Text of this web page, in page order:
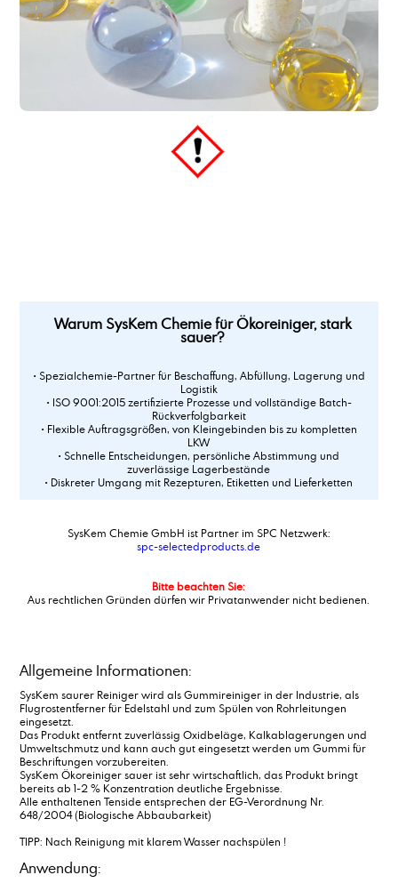
Warum SysKem Chemie für Ökoreiniger, stark
sauer?
• Spezialchemie-Partner für Beschaffung, Abfüllung, Lagerung und
Logistik
• ISO 9001:2015 zertifizierte Prozesse und vollständige Batch-
Rückverfolgbarkeit
• Flexible Auftragsgrößen, von Kleingebinden bis zu kompletten
LKW
• Schnelle Entscheidungen, persönliche Abstimmung und
zuverlässige Lagerbestände
• Diskreter Umgang mit Rezepturen, Etiketten und Lieferketten
SysKem Chemie GmbH ist Partner im SPC Netzwerk:
spc-selectedproducts.de
Bitte beachten Sie:
Aus rechtlichen Gründen dürfen wir Privatanwender nicht bedienen.
Allgemeine Informationen:
SysKem saurer Reiniger wird als Gummireiniger in der Industrie, als
Flugrostentferner für Edelstahl und zum Spülen von Rohrleitungen
eingesetzt.
Das Produkt entfernt zuverlässig Oxidbeläge, Kalkablagerungen und
Umweltschmutz und kann auch gut eingesetzt werden um Gummi für
Beschriftungen vorzubereiten.
SysKem Ökoreiniger sauer ist sehr wirtschaftlich, das Produkt bringt
bereits ab 1-2 % Konzentration deutliche Ergebnisse.
Alle enthaltenen Tenside entsprechen der EG-Verordnung Nr.
648/2004 (Biologische Abbaubarkeit)
TIPP: Nach Reinigung mit klarem Wasser nachspülen !
Anwendung: